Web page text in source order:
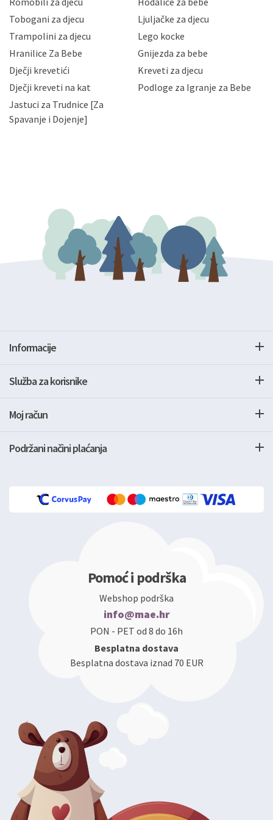
Vaših osobnih podataka te omogućava pristup i
priopćavanje osobnih podataka samo onim svojim
zaposlenicima kojima su isti potrebni radi provedbe
slučajevima koji su dozvoljeni zakonima. Napominjemo
da možete u svako doba, u potpunosti ili djelomice,
zatražiti prestanak aktivnosti obrade Vaših osobnih
podataka. Opoziv privole možete podnijeti poštom na
gore navedenu adresu ili e-mailom na adresu:
Tobogani za djecu
Ljuljačke za djecu
Trampolini za djecu
Lego kocke
Hranilice Za Bebe
Gnijezda za bebe
Dječji krevetići
Kreveti za djecu
Dječji kreveti na kat
Podloge za Igranje za Bebe
Jastuci za Trudnice [Za
Spavanje i Dojenje]
Informacije
Služba za korisnike
Moj račun
Podržani načini plaćanja
Pomoć i podrška
Webshop podrška
info@mae.hr
PON - PET od 8 do 16h
Besplatna dostava
Besplatna dostava iznad 70 EUR